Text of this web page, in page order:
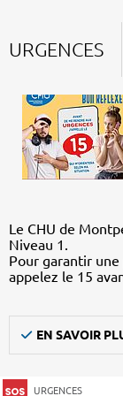
URGENCES
Le CHU de
Niveau 1.
Pour garantir une
appelez le 15
EN SAVOIR
URGENCES